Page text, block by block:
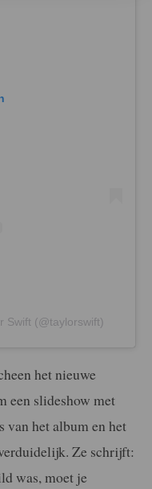
Swift (@taylorswift)
het nieuwe
een slideshow met
van het album en het
Ze schrijft:
was, moet je